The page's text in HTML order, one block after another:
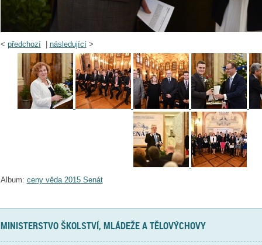
< předchozí| následující>
Album: ceny věda 2015 Senát
MINISTERSTVO ŠKOLSTVÍ, MLÁDEŽE A TĚLOVÝCHOVY